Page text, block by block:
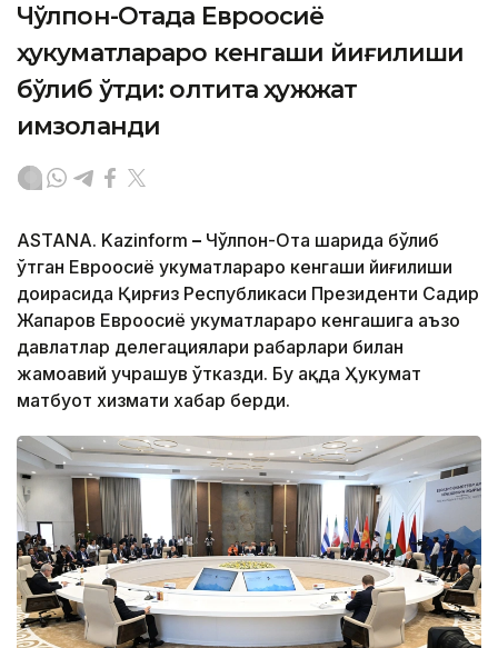
Чўлпон-Отада Евроосиё
ҳукуматлараро кенгаши йиғилиши
бўлиб ўтди: олтита ҳужжат
имзоланди
ASTANA. Kazinform – Чўлпон-Ота шаҳрида бўлиб
ўтган Евроосиё ҳукуматлараро кенгаши йиғилиши
доирасида Қирғиз Республикаси Президенти Садир
Жапаров Евроосиё ҳукуматлараро кенгашига аъзо
давлатлар делегациялари раҳбарлари билан
жамоавий учрашув ўтказди. Бу ҳақда Ҳукумат
матбуот хизмати хабар берди.